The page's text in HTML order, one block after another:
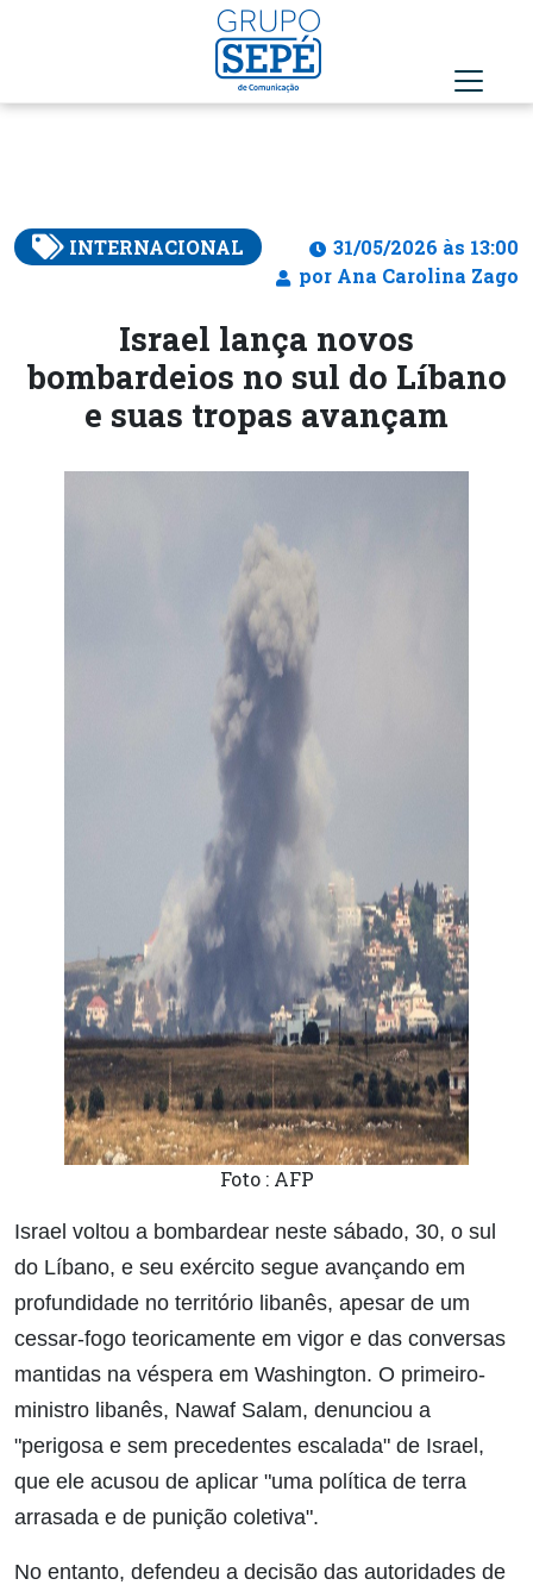
INTERNACIONAL
31/05/2026 às 13:00
por Ana Carolina Zago
Israel lança novos
bombardeios no sul do Líbano
e suas tropas avançam
Foto : AFP
Israel voltou a bombardear neste sábado, 30, o sul
do Líbano, e seu exército segue avançando em
profundidade no território libanês, apesar de um
cessar-fogo teoricamente em vigor e das conversas
mantidas na véspera em Washington. O primeiro-
ministro libanês, Nawaf Salam, denunciou a
"perigosa e sem precedentes escalada" de Israel,
que ele acusou de aplicar "uma política de terra
arrasada e de punição coletiva".
No entanto, defendeu a decisão das autoridades de